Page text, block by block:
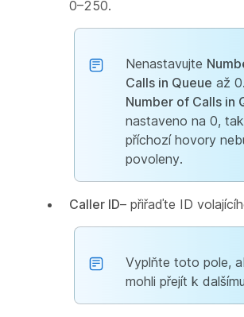
0–250.
Nenastavujte
Calls in Queue až
Number of Calls in
nastaveno na 0,
příchozí hovory
povoleny.
Caller ID– přiřaďte ID
Vyplňte toto pole,
mohli přejít k